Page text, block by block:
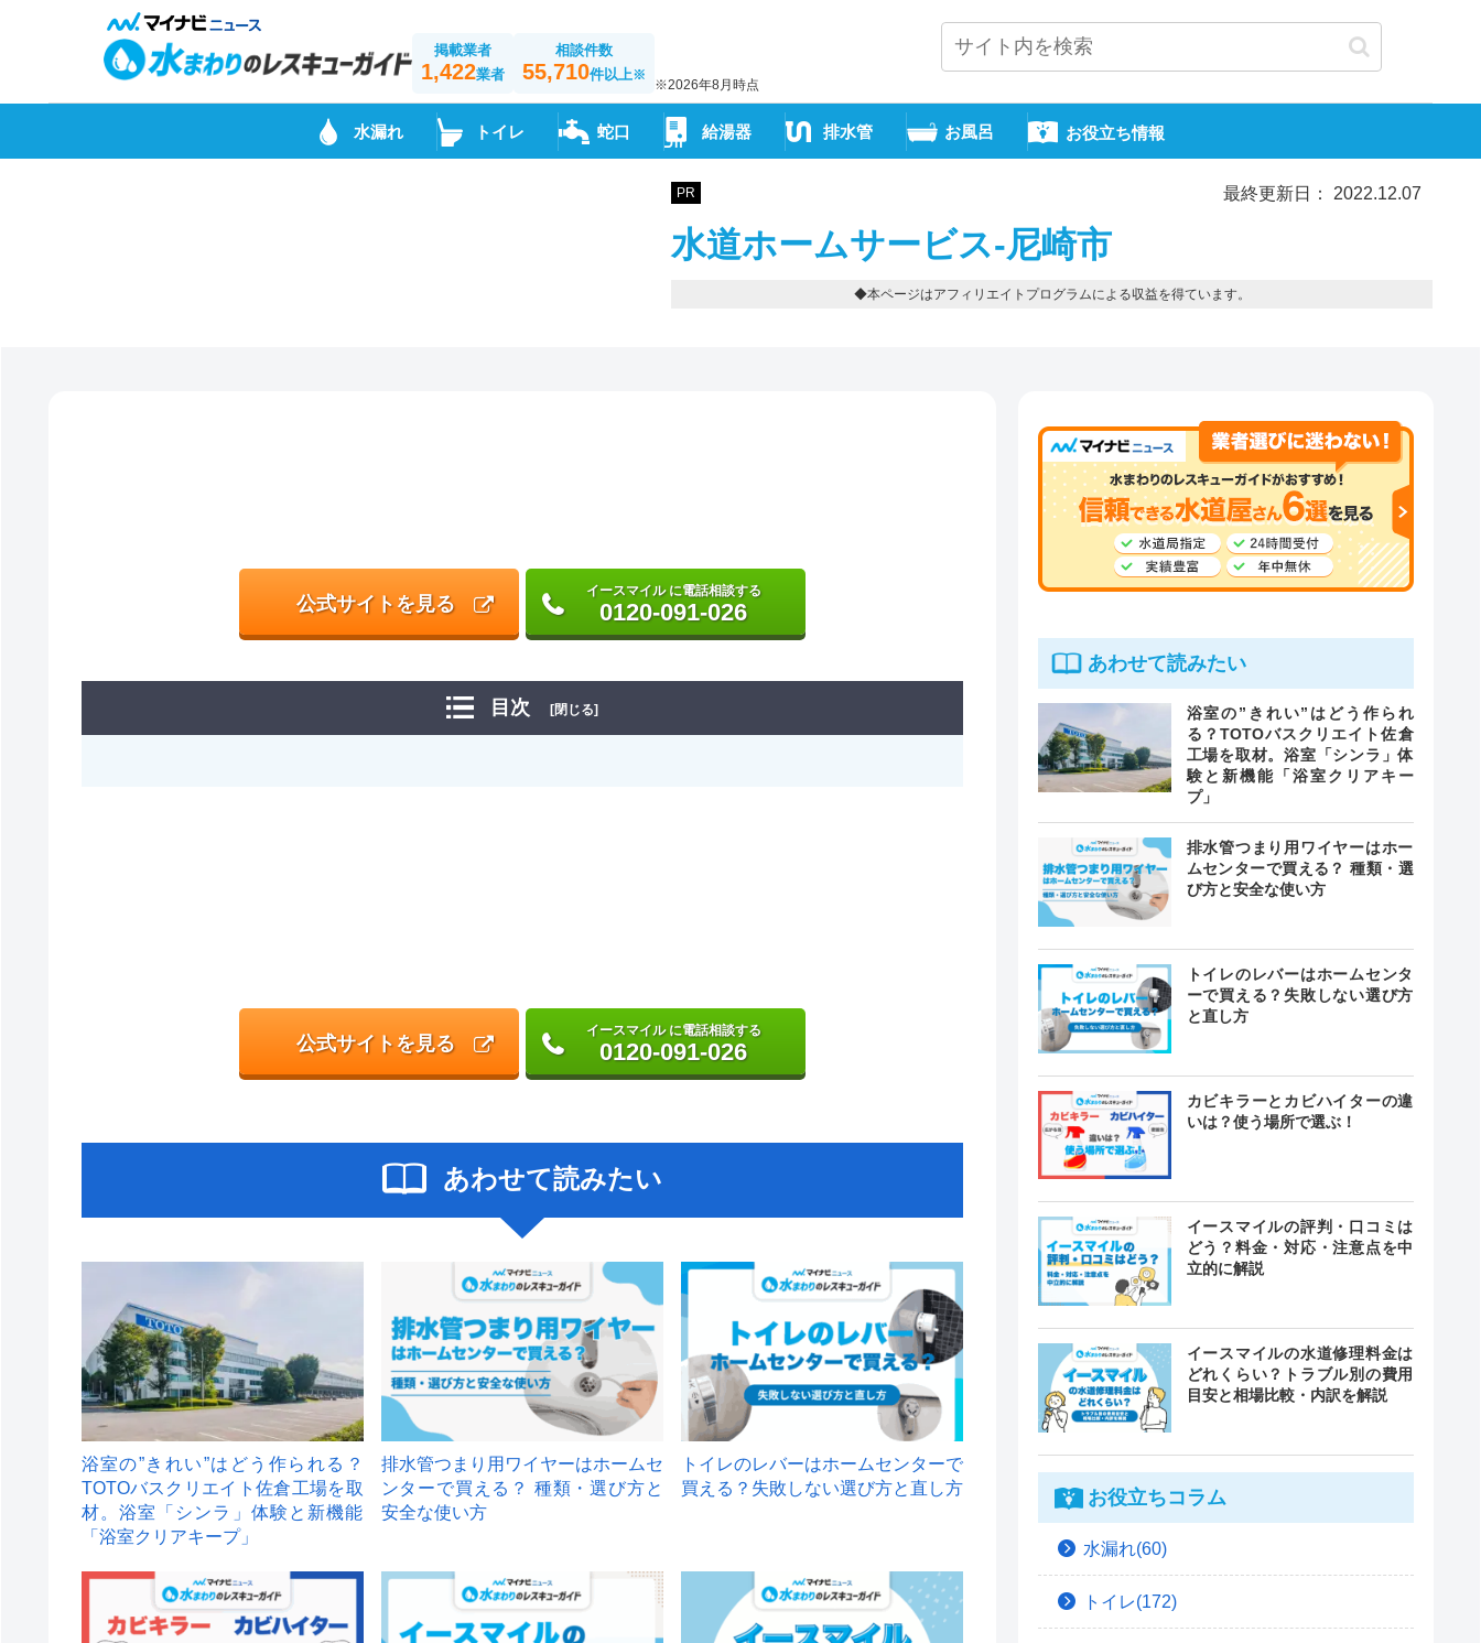
掲載業者
1,422業者
相談件数
55,710件以上※
※2026年8月時点
水漏れ トイレ 蛇口 給湯器 排水管 お風呂 お役立ち情報
PR 最終更新日： 2022.12.07
水道ホームサービス-尼崎市
◆本ページはアフィリエイトプログラムによる収益を得ています。
公式サイトを見る
イースマイル に電話相談する
0120-091-026
目次 [閉じる]
公式サイトを見る
イースマイル に電話相談する
0120-091-026
あわせて読みたい
浴室の”きれい”はどう作られる？
TOTOバスクリエイト佐倉工場を取
材。浴室「シンラ」体験と新機能
「浴室クリアキープ」
排水管つまり用ワイヤーはホームセ
ンターで買える？ 種類・選び方と
安全な使い方
トイレのレバーはホームセンターで
買える？失敗しない選び方と直し方
あわせて読みたい
浴室の”きれい”はどう作られ
る？TOTOバスクリエイト佐倉
工場を取材。浴室「シンラ」体
験と新機能「浴室クリアキー
プ」
排水管つまり用ワイヤーはホー
ムセンターで買える？ 種類・選
び方と安全な使い方
トイレのレバーはホームセンタ
ーで買える？失敗しない選び方
と直し方
カビキラーとカビハイターの違
いは？使う場所で選ぶ！
イースマイルの評判・口コミは
どう？料金・対応・注意点を中
立的に解説
イースマイルの水道修理料金は
どれくらい？トラブル別の費用
目安と相場比較・内訳を解説
お役立ちコラム
水漏れ(60)
トイレ(172)